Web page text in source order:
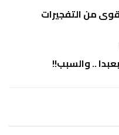
من التفجيرات
.. والسبب!!